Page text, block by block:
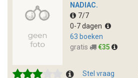
NADIAC.
7/7
0-7 dagen
63 boeken
gratis
€35
Stel vraag